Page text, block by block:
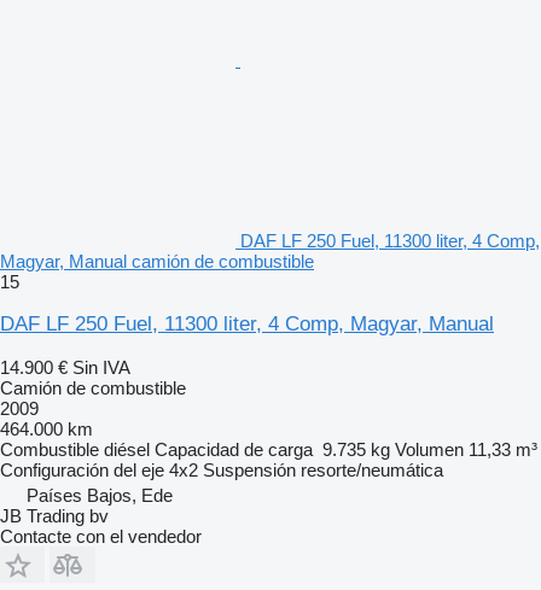
DAF LF 250 Fuel, 11300 liter, 4 Comp,
Magyar, Manual camión de combustible
15
DAF LF 250 Fuel, 11300 liter, 4 Comp, Magyar, Manual
14.900 € Sin IVA
Camión de combustible
2009
464.000 km
Combustible diésel Capacidad de carga 9.735 kg Volumen 11,33 m³
Configuración del eje 4x2 Suspensión resorte/neumática
Países Bajos, Ede
JB Trading bv
Contacte con el vendedor